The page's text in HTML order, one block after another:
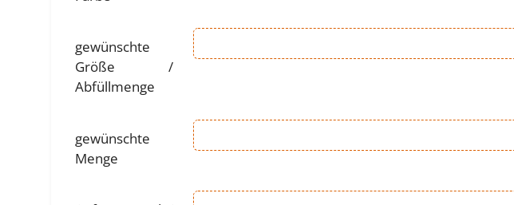
gewünschte
Größe /
Abfüllmenge
gewünschte
Menge